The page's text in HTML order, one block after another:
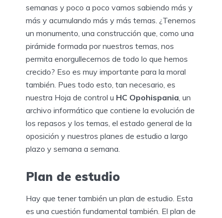
semanas y poco a poco vamos sabiendo más y
más y acumulando más y más temas. ¿Tenemos
un monumento, una construcción que, como una
pirámide formada por nuestros temas, nos
permita enorgullecernos de todo lo que hemos
crecido? Eso es muy importante para la moral
también. Pues todo esto, tan necesario, es
nuestra Hoja de control u HC Opohispania , un
archivo informático que contiene la evolución de
los repasos y los temas, el estado general de la
oposición y nuestros planes de estudio a largo
plazo y semana a semana.
Plan de estudio
Hay que tener también un plan de estudio. Esta
es una cuestión fundamental también. El plan de